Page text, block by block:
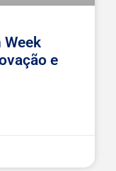
Week
e